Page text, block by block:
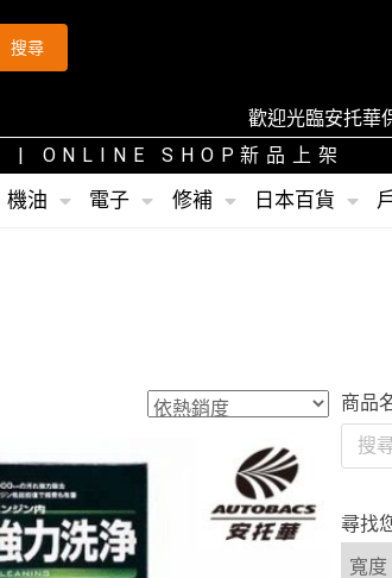
搜尋
歡迎光臨安托華保
| ONLINE SHOP新品上架
機油 電子 修補 日本百貨
商品
尋找